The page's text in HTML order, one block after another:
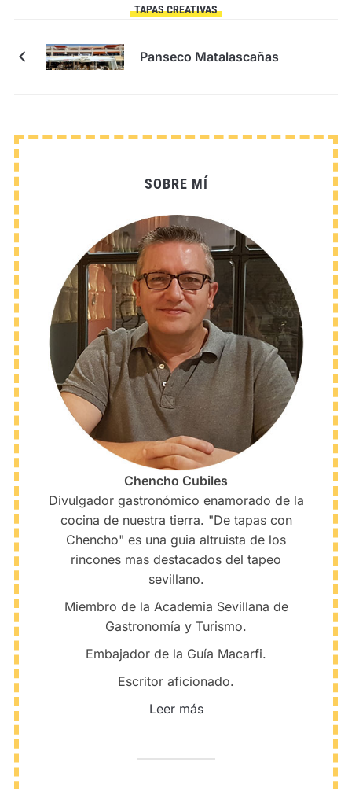
TAPAS CREATIVAS
Panseco Matalascañas
SOBRE MÍ
Chencho Cubiles
Divulgador gastronómico enamorado de la
cocina de nuestra tierra. "De tapas con
Chencho" es una guia altruista de los
rincones mas destacados del tapeo
sevillano.
Miembro de la Academia Sevillana de
Gastronomía y Turismo.
Embajador de la Guía Macarfi.
Escritor aficionado.
Leer más